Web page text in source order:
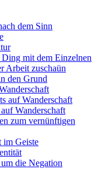
dem Sinn
mit dem Einzelnen
Arbeit zuschaün
den Grund
auf Wanderschaft
Wanderschaft
zum vernünftigen
im Geiste
die Negation